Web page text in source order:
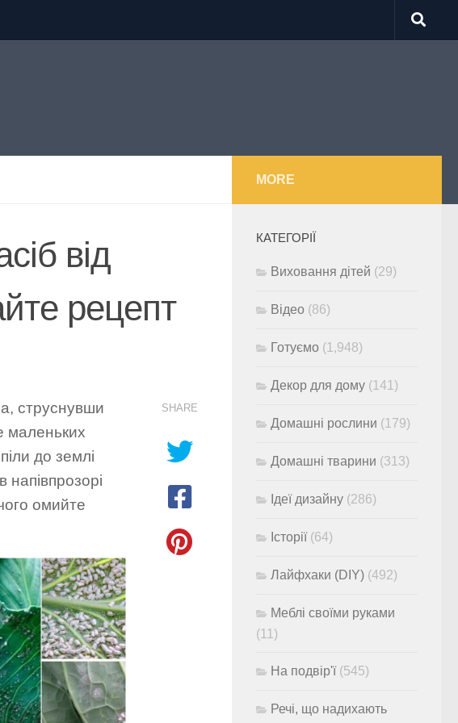
від
рецепт
струснувши
маленьких
до землі
напівпрозорі
омийте
SHARE
MORE
КАТЕГОРІЇ
Виховання дітей (29)
Відео (86)
Готуємо (1,948)
Декор для дому (141)
Домашні рослини (179)
Домашні тварини (313)
Ідеї дизайну (286)
Історії(64)
Лайфхаки (DIY) (492)
Меблі своїми руками
(11)
На подвір'ї(545)
Речі, що надихають